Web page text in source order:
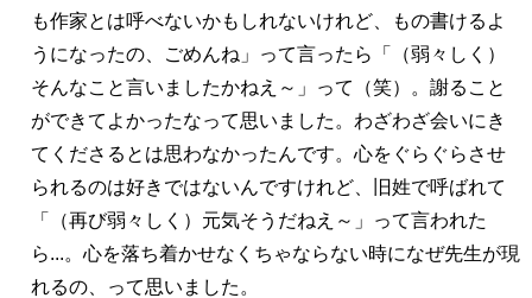
も作家とは呼べないかもしれないけれど、もの書けるよ
うになったの、ごめんね」って言ったら「（弱々しく）
そんなこと言いましたかねえ～」って（笑）。謝ること
ができてよかったなって思いました。わざわざ会いにき
てくださるとは思わなかったんです。心をぐらぐらさせ
られるのは好きではないんですけれど、旧姓で呼ばれて
「（再び弱々しく）元気そうだねえ～」って言われた
ら...。心を落ち着かせなくちゃならない時になぜ先生が現
れるの、って思いました。